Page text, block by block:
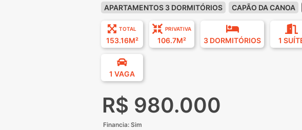
APARTAMENTOS 3 DORMITÓRIOS CAPÃO DA CANOA
TOTAL
153.16M²
PRIVATIVA
106.7M² 3 DORMITÓRIOS 1
1 VAGA
R$ 980.000
Financia: Sim